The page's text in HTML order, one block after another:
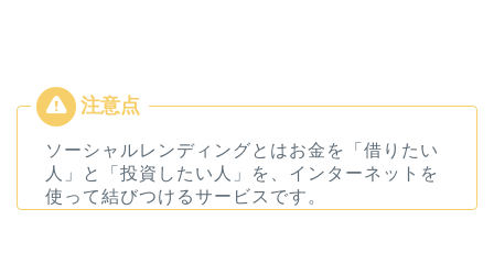
ソーシャルレンディングとはお金を「借りたい
人」と「投資したい人」を、インターネットを
使って結びつけるサービスです。